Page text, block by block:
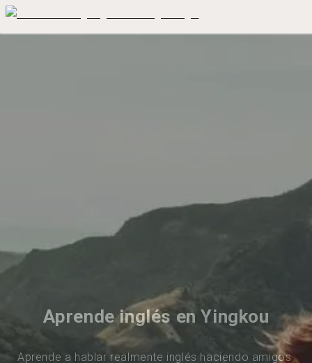
Aprende inglés en Yingkou
Aprende a hablar realmente inglés haciendo amigos